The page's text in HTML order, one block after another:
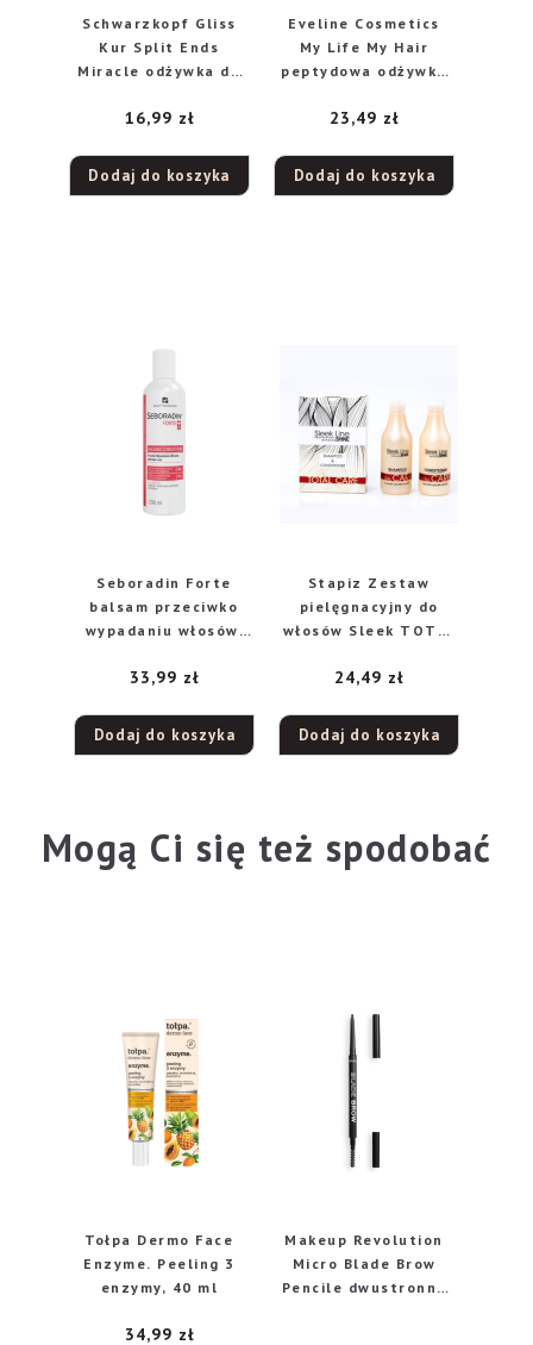
Schwarzkopf Gliss
Kur Split Ends
Miracle odżywka do
16,99 zł
Dodaj do koszyka
Eveline Cosmetics
My Life My Hair
peptydowa odżywka
23,49 zł
Dodaj do koszyka
Seboradin Forte
balsam przeciwko
wypadaniu włosów,
33,99 zł
Dodaj do koszyka
Stapiz Zestaw
pielęgnacyjny do
włosów Sleek TOTAL
24,49 zł
Dodaj do koszyka
Mogą Ci się też spodobać
Tołpa Dermo Face
Enzyme. Peeling 3
enzymy, 40 ml
34,99 zł
Makeup Revolution
Micro Blade Brow
Pencile dwustronna